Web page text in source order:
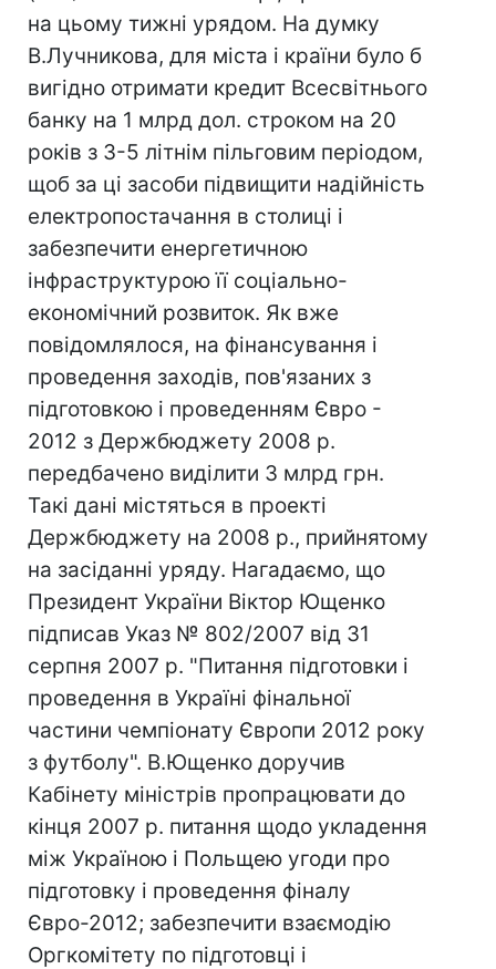
на цьому тижні урядом. На думку
В.Лучникова, для міста і країни було б
вигідно отримати кредит Всесвітнього
банку на 1 млрд дол. строком на 20
років з 3-5 літнім пільговим періодом,
щоб за ці засоби підвищити надійність
електропостачання в столиці і
забезпечити енергетичною
інфраструктурою її соціально-
економічний розвиток. Як вже
повідомлялося, на фінансування і
проведення заходів, пов'язаних з
підготовкою і проведенням Євро -
2012 з Держбюджету 2008 р.
передбачено виділити 3 млрд грн.
Такі дані містяться в проекті
Держбюджету на 2008 р., прийнятому
на засіданні уряду. Нагадаємо, що
Президент України Віктор Ющенко
підписав Указ № 802/2007 від 31
серпня 2007 р. "Питання підготовки і
проведення в Україні фінальної
частини чемпіонату Європи 2012 року
з футболу". В.Ющенко доручив
Кабінету міністрів пропрацювати до
кінця 2007 р. питання щодо укладення
між Україною і Польщею угоди про
підготовку і проведення фіналу
Євро-2012; забезпечити взаємодію
Оргкомітету по підготовці і